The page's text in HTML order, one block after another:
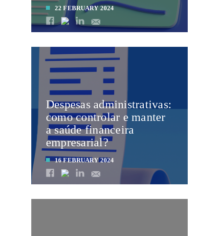
22 FEBRUARY 2024
Despesas administrativas:
como controlar e manter
a saúde financeira
empresarial?
16 FEBRUARY 2024